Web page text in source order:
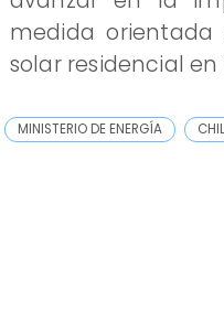
medida
solar residencial
MINISTERIO DE ENERGÍA